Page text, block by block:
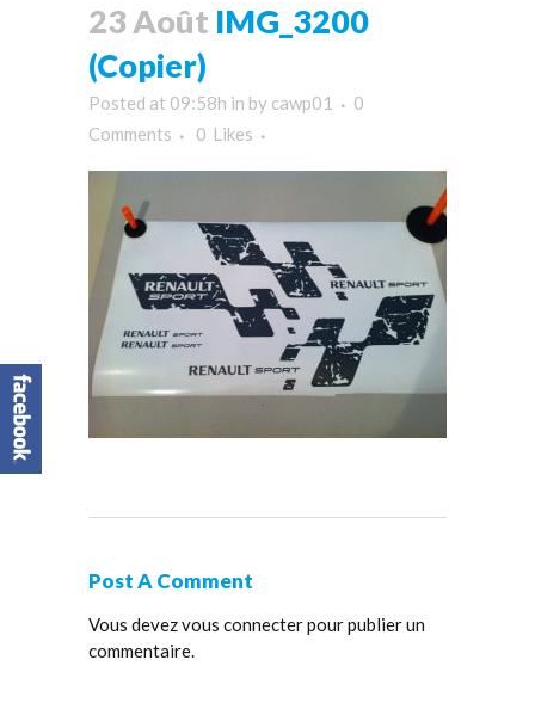
23 Août IMG_3200
(Copier)
Posted at 09:58h in by cawp01
0
Comments
0 Likes
Post A Comment
Vous devezvous connecterpour publier un
commentaire.